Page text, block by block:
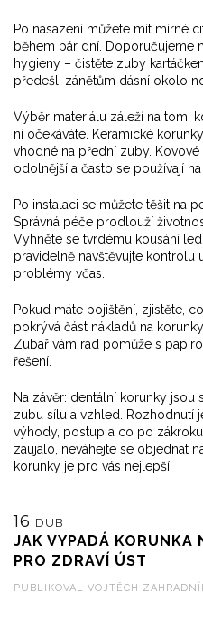
Po nasazení můžete mít mírné
během pár dní. Doporučujeme
hygieny – čistěte zuby
předešli zánětům dásní okolo
Výběr materiálu záleží na tom,
ní očekáváte. Keramické
vhodné na přední zuby.
odolnější a často se používají
Po instalaci se můžete těšit na
Správná péče prodlouží
Vyhněte se tvrdému kousání
pravidelně navštěvujte
problémy včas.
Pokud máte pojištění, zjistěte,
pokrývá část nákladů na
Zubař vám rád pomůže s
řešení.
Na závěr: dentální korunky
zubu sílu a vzhled. Rozhodnutí
výhody, postup a co po
zaujalo, neváhejte se objednat
korunky je pro vás nejlepší.
16 DUB
JAK VYPADÁ KORUNKA
PRO ZDRAVÍ ÚST
PUBLIKOVAL VOJTĚCH